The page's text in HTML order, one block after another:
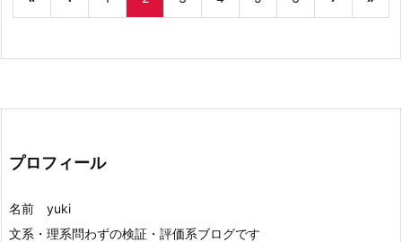
プロフィール
名前 yuki
文系・理系問わずの検証・評価系ブログです